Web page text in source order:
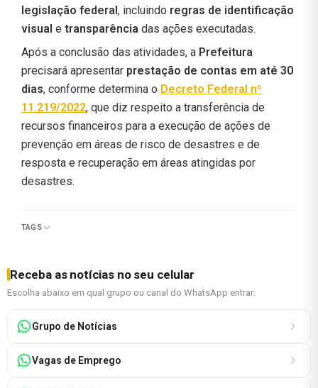
legislação federal , incluindo regras de identificação
visual e transparência das ações executadas.
Após a conclusão das atividades, a Prefeitura
precisará apresentar prestação de contas em até 30
dias, conforme determina o Decreto Federal nº
11.219/2022, que diz respeito a transferência de
recursos financeiros para a execução de ações de
prevenção em áreas de risco de desastres e de
resposta e recuperação em áreas atingidas por
desastres.
TAGS
Receba as notícias no seu celular
Escolha abaixo em qual grupo ou canal do WhatsApp entrar:
Grupo de Notícias
Vagas de Emprego